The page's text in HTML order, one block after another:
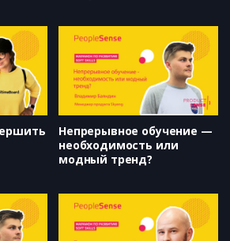
Непрерывное обучение —
необходимость или
модный тренд?